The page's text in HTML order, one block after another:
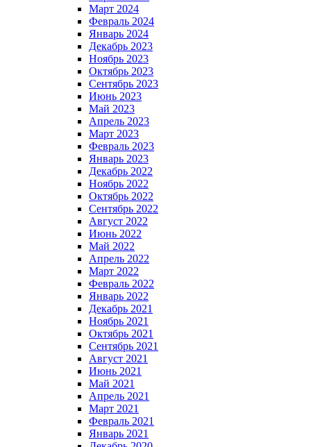
Март 2024
Февраль 2024
Январь 2024
Декабрь 2023
Ноябрь 2023
Октябрь 2023
Сентябрь 2023
Июнь 2023
Май 2023
Апрель 2023
Март 2023
Февраль 2023
Январь 2023
Декабрь 2022
Ноябрь 2022
Октябрь 2022
Сентябрь 2022
Август 2022
Июнь 2022
Май 2022
Апрель 2022
Март 2022
Февраль 2022
Январь 2022
Декабрь 2021
Ноябрь 2021
Октябрь 2021
Сентябрь 2021
Август 2021
Июнь 2021
Май 2021
Апрель 2021
Март 2021
Февраль 2021
Январь 2021